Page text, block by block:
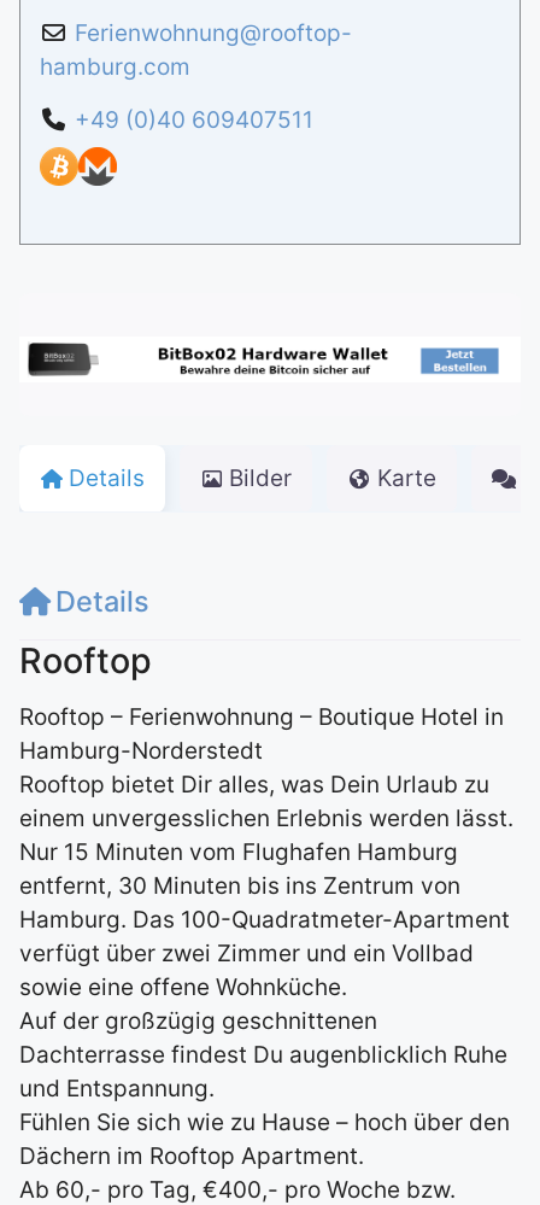
Ferienwohnung@rooftop-
hamburg.com
+49 (0)40 609407511
Details Bilder Karte
Details
Rooftop
Rooftop – Ferienwohnung – Boutique Hotel in
Hamburg-Norderstedt
Rooftop bietet Dir alles, was Dein Urlaub zu
einem unvergesslichen Erlebnis werden lässt.
Nur 15 Minuten vom Flughafen Hamburg
entfernt, 30 Minuten bis ins Zentrum von
Hamburg. Das 100-Quadratmeter-Apartment
verfügt über zwei Zimmer und ein Vollbad
sowie eine offene Wohnküche.
Auf der großzügig geschnittenen
Dachterrasse findest Du augenblicklich Ruhe
und Entspannung.
Fühlen Sie sich wie zu Hause – hoch über den
Dächern im Rooftop Apartment.
Ab 60,- pro Tag, €400,- pro Woche bzw.